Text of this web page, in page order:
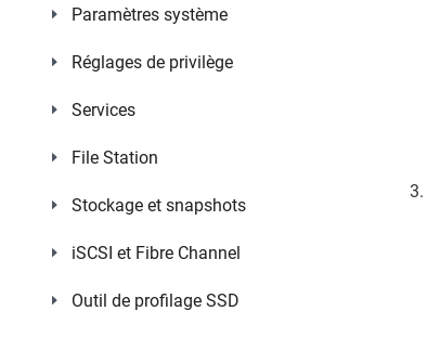
Paramètres système
Réglages de privilège
Services
File Station
Stockage et snapshots
iSCSI et Fibre Channel
Outil de profilage SSD